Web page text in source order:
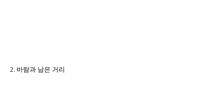
2. 바람과 남은 거리